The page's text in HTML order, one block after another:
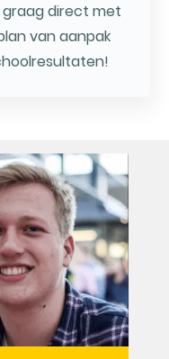
direct met
van aanpak